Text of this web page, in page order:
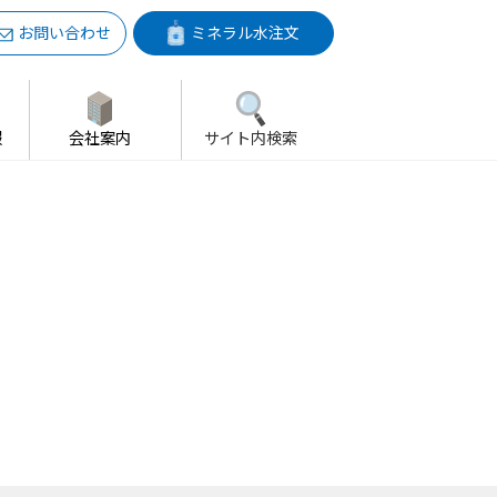
お問い合わせ ミネラル水注文
会社案内 サイト内検索